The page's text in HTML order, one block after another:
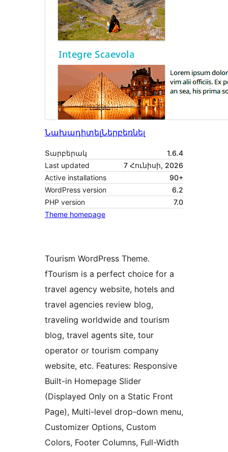
ՆախադիտելՆերբեռնել
Տարբերակ
1.6.4
Last updated
7 Հունիսի, 2026
Active installations
90+
WordPress version
6.2
PHP version
7.0
Theme homepage
Tourism WordPress Theme.
fTourism is a perfect choice for a
travel agency website, hotels and
travel agencies review blog,
traveling worldwide and tourism
blog, travel agents site, tour
operator or tourism company
website, etc. Features: Responsive
Built-in Homepage Slider
(Displayed Only on a Static Front
Page), Multi-level drop-down menu,
Customizer Options, Custom
Colors, Footer Columns, Full-Width